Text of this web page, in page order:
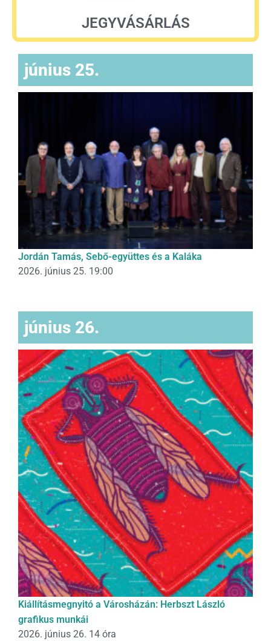
JEGYVÁSÁRLÁS
június 25.
Jordán Tamás, Sebő-együttes és a Kaláka
2026. június 25. 19:00
június 26.
Kiállításmegnyitó a Városházán: Herbszt László
grafikus munkái
2026. június 26. 14 óra